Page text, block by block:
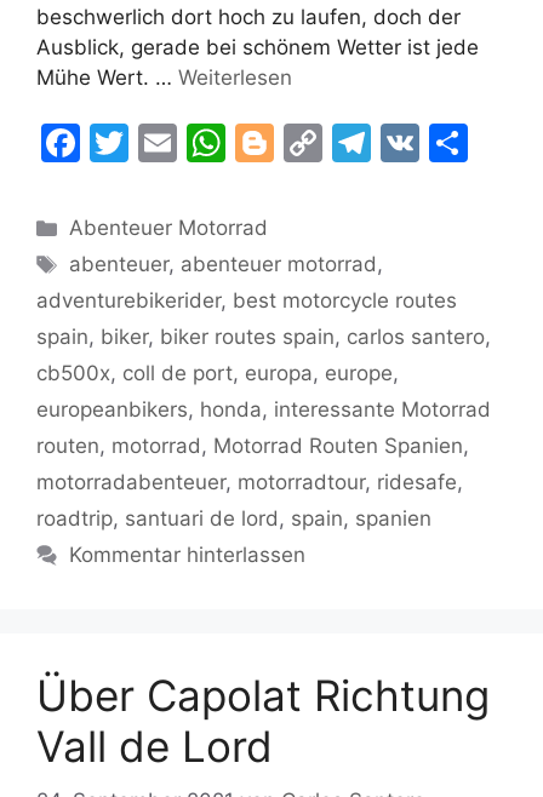
beschwerlich dort hoch zu laufen, doch der
Ausblick, gerade bei schönem Wetter ist jede
Mühe Wert. … Weiterlesen
F
c
e
b
o
o
k
T
itt
er
E
ai
l
W
at
s
A
p
p
Bl
g
er
C
y
Li
n
k
T
gr
a
m
V
Kategorien
Abenteuer Motorrad
Schlagwörter
abenteuer, abenteuer motorrad,
adventurebikerider, best motorcycle routes
spain, biker, biker routes spain, carlos santero,
cb500x, coll de port, europa, europe,
europeanbikers, honda, interessante Motorrad
routen, motorrad, Motorrad Routen Spanien,
motorradabenteuer, motorradtour, ridesafe,
roadtrip, santuari de lord, spain, spanien
Kommentar hinterlassen
Über Capolat Richtung
Vall de Lord